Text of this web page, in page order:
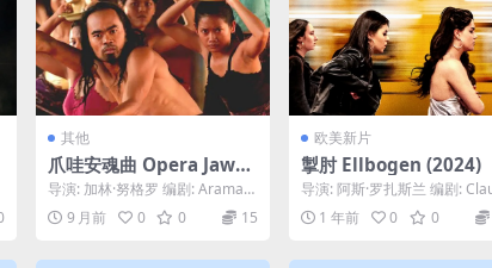
其他
爪哇安魂曲 Opera Jawa
(2006)
导演: 加林·努格罗 编剧: Aramant
ono / 加林·努格罗 主演: M...
9 月前 0 0 15
欧美新片
掣肘 Ellbogen (2024)
导演: 阿斯·罗扎斯兰 编剧:
a Schaefer 主演: Med...
1 年前 0 0